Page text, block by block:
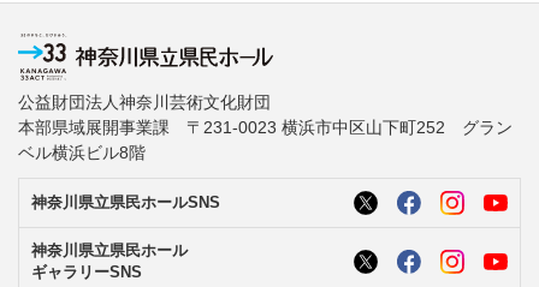
公益財団法人神奈川芸術文化財団
本部県域展開事業課 〒231-0023 横浜市中区山下町252 グラン
ベル横浜ビル8階
神奈川県立県民ホールSNS
神奈川県立県民ホール
ギャラリーSNS